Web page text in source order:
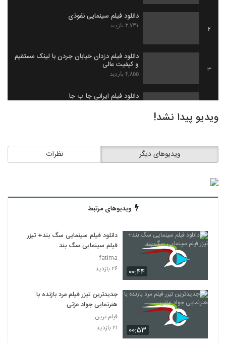
2
دانلود فیلم سینمایی نفوذی
۳,۷۳۱ بازدید
3
دانلود فیلم دزدان خیابان جردن با لینک مستقیم
و کیفیت عالی
۴,۸۵۵ بازدید
دانلود فیلم ایرانی جا ب جا
جرموز
دانلود فیلم بیچاره ها
دانلود فیلم این زن ها ساخته عباس رزیجی
۳,۲۰۳ بازدید
دانلود فیلم ایرانی کلاغ پر
دانلود فیلم چراغی در مه به کارگردانی پناه بر خدا
ویدیو پیدا نشد!
نظرات ویدیوهای دیگر
ویدیوهای مرتبط
۰۰:۴۴
دانلود فیلم سینمایی سگ بند+ تیزر
فیلم سینمایی سگ بند
fatima
۲۶ بازدید
۰۰:۵۳
جدیدترین تیزر فیلم مرد بازنده با
هنرنمایی جواد عزتی
فیلم ترین
۲۱ بازدید